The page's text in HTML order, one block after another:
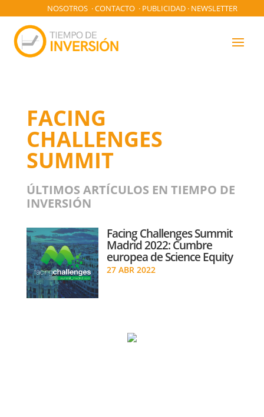
NOSOTROS ·CONTACTO · PUBLICIDAD · NEWSLETTER
FACING
CHALLENGES
SUMMIT
ÚLTIMOS ARTÍCULOS EN TIEMPO DE
INVERSIÓN
Facing Challenges Summit
Madrid 2022: Cumbre
europea de Science Equity
27 ABR 2022